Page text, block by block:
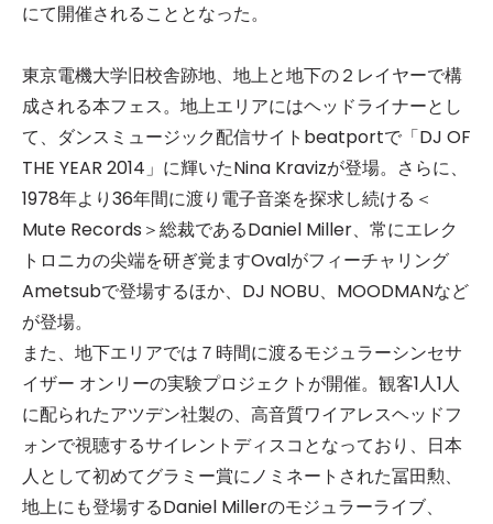
にて開催されることとなった。
東京電機大学旧校舎跡地、地上と地下の２レイヤーで構
成される本フェス。地上エリアにはヘッドライナーとし
て、ダンスミュージック配信サイトbeatportで「DJ OF
THE YEAR 2014」に輝いたNina Kravizが登場。さらに、
1978年より36年間に渡り電子音楽を探求し続ける＜
Mute Records＞総裁であるDaniel Miller、常にエレク
トロニカの尖端を研ぎ覚ますOvalがフィーチャリング
Ametsubで登場するほか、DJ NOBU、MOODMANなど
が登場。
また、地下エリアでは７時間に渡るモジュラーシンセサ
イザー オンリーの実験プロジェクトが開催。観客1人1人
に配られたアツデン社製の、高音質ワイアレスヘッドフ
ォンで視聴するサイレントディスコとなっており、日本
人として初めてグラミー賞にノミネートされた冨田勲、
地上にも登場するDaniel Millerのモジュラーライブ、